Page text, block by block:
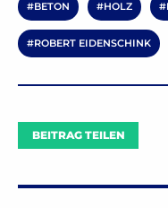
BETON HOLZ
ROBERT EIDENSCHINK
BEITRAG TEILEN